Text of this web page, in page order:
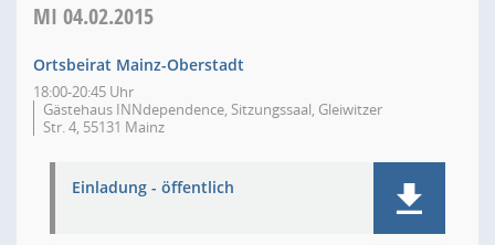
MI 04.02.2015
Ortsbeirat Mainz-Oberstadt
18:00-20:45 Uhr
Gästehaus INNdependence, Sitzungssaal, Gleiwitzer
Str. 4, 55131 Mainz
Einladung - öffentlich